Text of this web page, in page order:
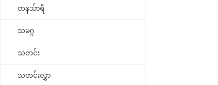
တနသ်ာရီ
သမဂ္ဂ
သတင်း
သတင်းလွှာ